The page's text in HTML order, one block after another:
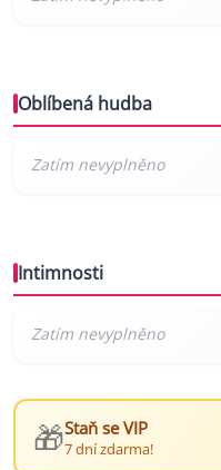
Oblíbená hudba
Intimnosti
🎁Staň se VIP
7 dní zdarma!